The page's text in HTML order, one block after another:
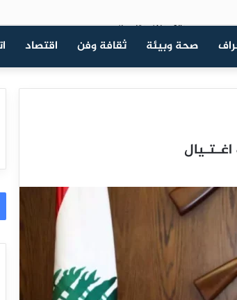
صحة وبيئة ثقافة وفن اقتصاد
اغـتـيال